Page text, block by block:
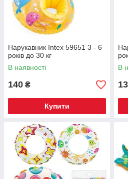
Нарукавник Intex 59651 3 - 6
років до 30 кг
В наявності
140 ₴
Купити
В